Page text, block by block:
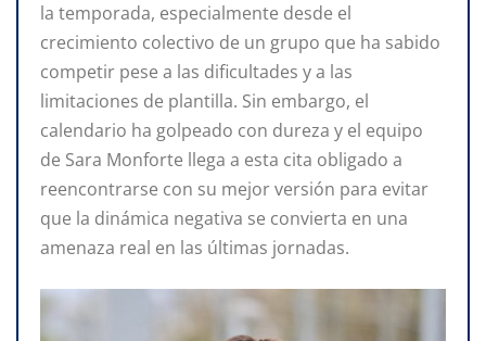
la temporada, especialmente desde el
crecimiento colectivo de un grupo que ha sabido
competir pese a las dificultades y a las
limitaciones de plantilla. Sin embargo, el
calendario ha golpeado con dureza y el equipo
de Sara Monforte llega a esta cita obligado a
reencontrarse con su mejor versión para evitar
que la dinámica negativa se convierta en una
amenaza real en las últimas jornadas.